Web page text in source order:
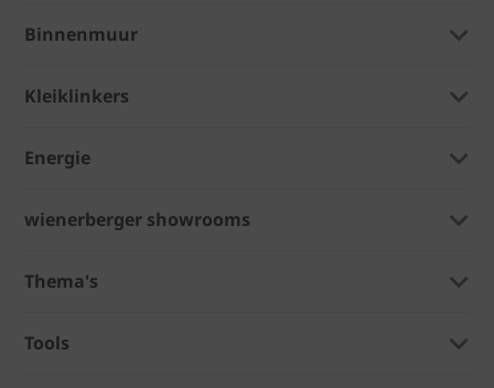
Binnenmuur
Kleiklinkers
Energie
wienerberger showrooms
Thema's
Tools